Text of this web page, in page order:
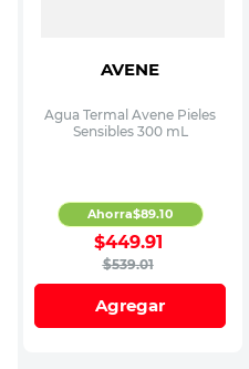
AVENE
Agua Termal Avene Pieles
Sensibles 300 mL
$539.01
$449.91
Ahorra$89.10
Agregar